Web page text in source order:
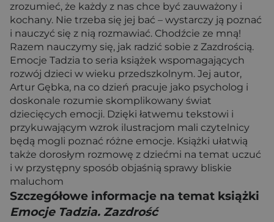
zrozumieć, że każdy z nas chce być zauważony i
kochany. Nie trzeba się jej bać – wystarczy ją poznać
i nauczyć się z nią rozmawiać. Chodźcie ze mną!
Razem nauczymy się, jak radzić sobie z Zazdrością.
Emocje Tadzia to seria książek wspomagających
rozwój dzieci w wieku przedszkolnym. Jej autor,
Artur Gębka, na co dzień pracuje jako psycholog i
doskonale rozumie skomplikowany świat
dziecięcych emocji. Dzięki łatwemu tekstowi i
przykuwającym wzrok ilustracjom mali czytelnicy
będą mogli poznać różne emocje. Książki ułatwią
także dorosłym rozmowę z dziećmi na temat uczuć
i w przystępny sposób objaśnią sprawy bliskie
maluchom
Szczegółowe informacje na temat książki
Emocje Tadzia. Zazdrość